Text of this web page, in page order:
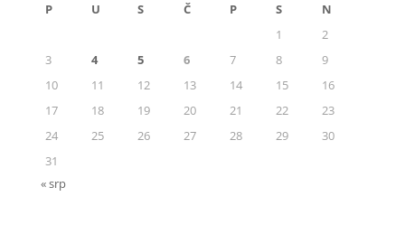
P U S Č P S
N
1
2
3
4 5 6 7 8
9
10
11 12 13 14 15
16
17
18 19 20 21 22
23
24
25 26 27 28 29
30
31
« srp